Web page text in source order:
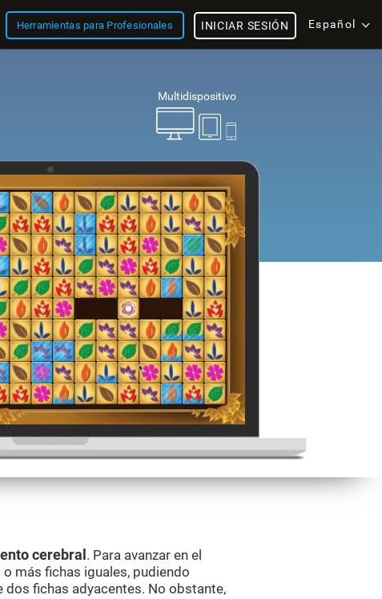
Herramientas para Profesionales Español
INICIAR SESIÓN
Multidispositivo
cerebral . Para avanzar en el
más fichas iguales, pudiendo
fichas adyacentes. No obstante,